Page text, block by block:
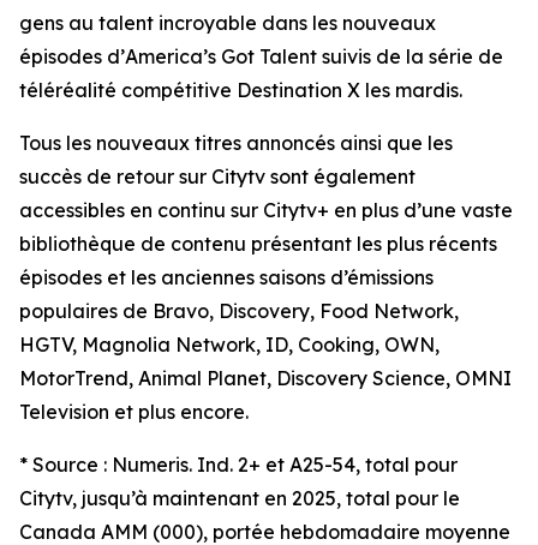
gens au talent incroyable dans les nouveaux
épisodes d’America’s Got Talent suivis de la série de
téléréalité compétitive Destination X les mardis.
Tous les nouveaux titres annoncés ainsi que les
succès de retour sur Citytv sont également
accessibles en continu sur Citytv+ en plus d’une vaste
bibliothèque de contenu présentant les plus récents
épisodes et les anciennes saisons d’émissions
populaires de Bravo, Discovery, Food Network,
HGTV, Magnolia Network, ID, Cooking, OWN,
MotorTrend, Animal Planet, Discovery Science, OMNI
Television et plus encore.
* Source : Numeris. Ind. 2+ et A25-54, total pour
Citytv, jusqu’à maintenant en 2025, total pour le
Canada AMM (000), portée hebdomadaire moyenne